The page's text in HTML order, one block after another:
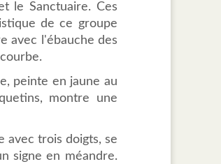
le Sanctuaire. Ces
de ce groupe
avec l'ébauche des
peinte en jaune au
montre une
avec trois doigts, se
signe en méandre.